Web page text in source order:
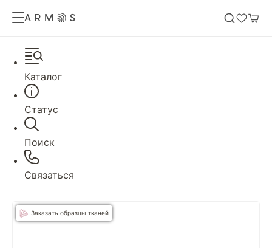
Каталог
Статус
Поиск
Связаться
Заказать образцы тканей